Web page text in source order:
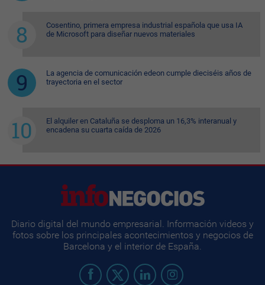
Cosentino, primera empresa industrial española que usa IA
de Microsoft para diseñar nuevos materiales
La agencia de comunicación edeon cumple dieciséis años de
trayectoria en el sector
El alquiler en Cataluña se desploma un 16,3% interanual y
encadena su cuarta caída de 2026
Diario digital del mundo empresarial. Información videos y
fotos sobre los principales acontecimientos y negocios de
Barcelona y el interior de España.